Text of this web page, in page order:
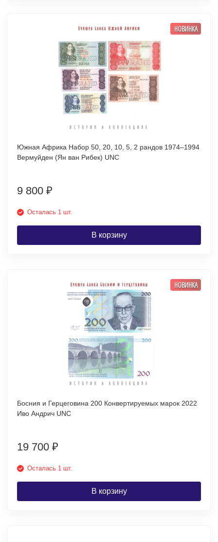
НОВИНКА
Южная Африка Набор 50, 20, 10, 5, 2 рандов 1974–1994
Вермуйден (Ян ван Рибек) UNC
9 800 ₽
Осталась 1 шт.
В корзину
НОВИНКА
Босния и Герцеговина 200 Конвертируемых марок 2022
Иво Андрич UNC
19 700 ₽
Осталась 1 шт.
В корзину